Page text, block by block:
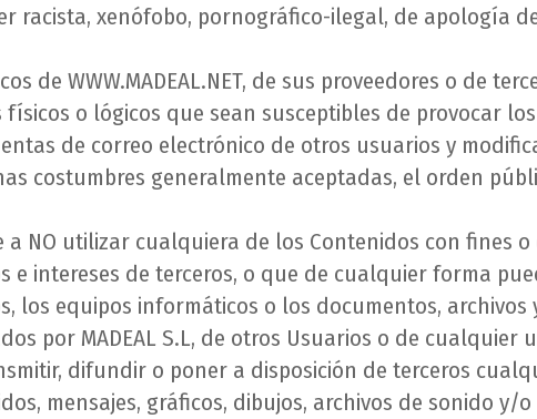
racista, xenófobo, pornográfico-ilegal, de apología
de WWW.MADEAL.NET, de sus proveedores o de
o lógicos que sean susceptibles de provocar
de correo electrónico de otros usuarios y
costumbres generalmente aceptadas, el orden
a NO utilizar cualquiera de los Contenidos con fines
e intereses de terceros, o que de cualquier forma
los equipos informáticos o los documentos,
por MADEAL S.L, de otros Usuarios o de
difundir o poner a disposición de terceros
mensajes, gráficos, dibujos, archivos de sonido y/